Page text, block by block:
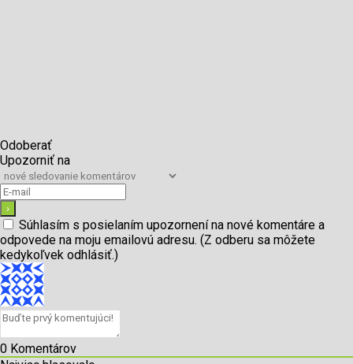
Odoberať
Upozorniť na
Súhlasím s posielaním upozornení na nové komentáre a
odpovede na moju emailovú adresu. (Z odberu sa môžete
kedykoľvek odhlásiť.)
0 Komentárov